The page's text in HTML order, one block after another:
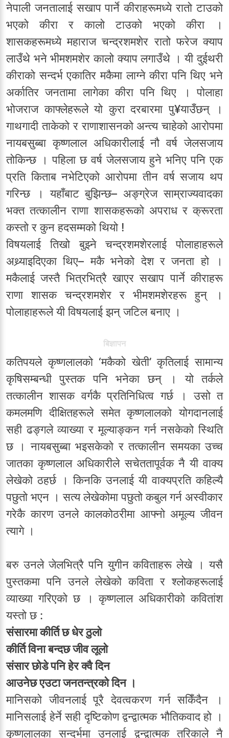
नेपाली जनतालाई सखाप पार्ने कीराहरूमध्ये रातो टाउको
भएको कीरा र कालो टाउको भएको कीरा ।
शासकहरूमध्ये महाराज चन्द्रशमशेर रातो फरेज क्याप
लाउँथे भने भीमशमशेर कालो क्याप लगाउँथे । यी दुईथरी
कीराको सन्दर्भ एकातिर मकैमा लाग्ने कीरा पनि थिए भने
अर्कातिर जनतामा लागेका कीरा पनि थिए । पोलाहा
भोजराज काफ्लेहरूले यो कुरा दरबारमा पु¥याउँछन् ।
गाथगादी ताकेको र राणाशासनको अन्त्य चाहेको आरोपमा
नायबसुब्बा कृष्णलाल अधिकारीलाई नौ वर्ष जेलसजाय
तोकिन्छ । पहिला छ वर्ष जेलसजाय हुने भनिए पनि एक
प्रति किताब नभेटिएको आरोपमा तीन वर्ष सजाय थप
गरिन्छ । यहाँबाट बुझिन्छ– अङ्ग्रेज साम्राज्यवादका
भक्त तत्कालीन राणा शासकहरूको अपराध र क्रूरता
कस्तो र कुन हदसम्मको थियो !
विषयलाई तिखो बुझ्ने चन्द्रशमशेरलाई पोलाहाहरूले
अथ्र्याइदिएका थिए– मकै भनेको देश र जनता हो ।
मकैलाई जस्तै भित्रभित्रै खाएर सखाप पार्ने कीराहरू
राणा शासक चन्द्रशमशेर र भीमशमशेरहरू हुन् ।
पोलाहाहरूले यी विषयलाई झन् जटिल बनाए ।
बिज्ञापन
कतिपयले कृष्णलालको ‘मकैको खेती’ कृतिलाई सामान्य
कृषिसम्बन्धी पुस्तक पनि भनेका छन् । यो तर्कले
तत्कालीन शासक वर्गकै प्रतिनिधित्व गर्छ । उसो त
कमलमणि दीक्षितहरूले समेत कृष्णलालको योगदानलाई
सही ढङ्गले व्याख्या र मूल्याङ्कन गर्न नसकेको स्थिति
छ । नायबसुब्बा भइसकेको र तत्कालीन समयका उच्च
जातका कृष्णलाल अधिकारीले सचेततापूर्वक नै यी वाक्य
लेखेको ठहर्छ । किनकि उनलाई यी वाक्यप्रति कहिल्यै
पछुतो भएन । सत्य लेखेकोमा पछुतो कबुल गर्न अस्वीकार
गरेकै कारण उनले कालकोठरीमा आफ्नो अमूल्य जीवन
त्यागे ।
बरु उनले जेलभित्रै पनि युगीन कविताहरू लेखे । यसै
पुस्तकमा पनि उनले लेखेको कविता र श्लोकहरूलाई
व्याख्या गरिएको छ । कृष्णलाल अधिकारीको कवितांश
यस्तो छ :
संसारमा कीर्ति छ धेर ठुलो
कीर्ति विना बन्दछ जीव लूलो
संसार छोडे पनि हेर क्वै दिन
आउनेछ एउटा जनतन्त्रको दिन ।
मानिसको जीवनलाई पूरै देवत्वकरण गर्न सकिँदैन ।
मानिसलाई हेर्ने सही दृष्टिकोण द्वन्द्वात्मक भौतिकवाद हो ।
कृष्णलालका सन्दर्भमा उनलाई द्वन्द्वात्मक तरिकाले नै